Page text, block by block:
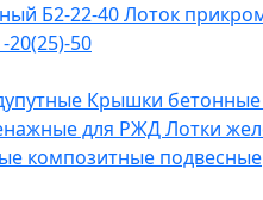
Б2-22-40Лоток
50
Крышки
для РЖДЛотки
композитные подвесные